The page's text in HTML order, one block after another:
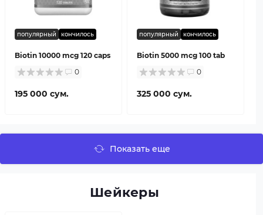
популярный кончилось
Biotin 10000 mcg 120 caps
0
195 000 сум.
популярный кончилось
Biotin 5000 mcg 100 tab
0
325 000 сум.
Показать еще
Шейкеры